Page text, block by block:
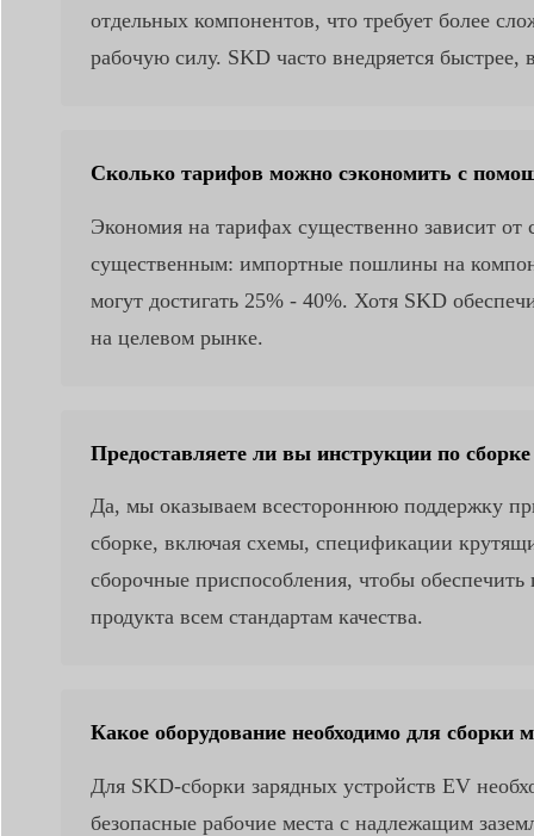
отдельных компонентов, что требует более
рабочую силу. SKD часто внедряется
Сколько тарифов можно сэкономить с
Экономия на тарифах существенно зависит
существенным: импортные пошлины на
могут достигать 25% - 40%. Хотя SKD
на целевом рынке.
Предоставляете ли вы инструкции по
Да, мы оказываем всестороннюю поддержку
сборке, включая схемы, спецификации
сборочные приспособления, чтобы обеспечить
продукта всем стандартам качества.
Какое оборудование необходимо для сборки
Для SKD-сборки зарядных устройств EV
безопасные рабочие места с надлежащим